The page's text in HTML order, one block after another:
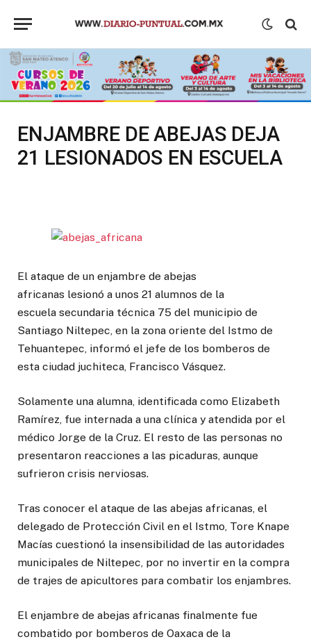
ENJAMBRE DE ABEJAS DEJA
21 LESIONADOS EN ESCUELA
El ataque de un enjambre de abejas
africanas lesionó a unos 21 alumnos de la
escuela secundaria técnica 75 del municipio de
Santiago Niltepec, en la zona oriente del Istmo de
Tehuantepec, informó el jefe de los bomberos de
esta ciudad juchiteca, Francisco Vásquez.
Solamente una alumna, identificada como Elizabeth
Ramírez, fue internada a una clínica y atendida por el
médico Jorge de la Cruz. El resto de las personas no
presentaron reacciones a las picaduras, aunque
sufrieron crisis nerviosas.
Tras conocer el ataque de las abejas africanas, el
delegado de Protección Civil en el Istmo, Tore Knape
Macías cuestionó la insensibilidad de las autoridades
municipales de Niltepec, por no invertir en la compra
de trajes de apicultores para combatir los enjambres.
El enjambre de abejas africanas finalmente fue
combatido por bomberos de Oaxaca de la